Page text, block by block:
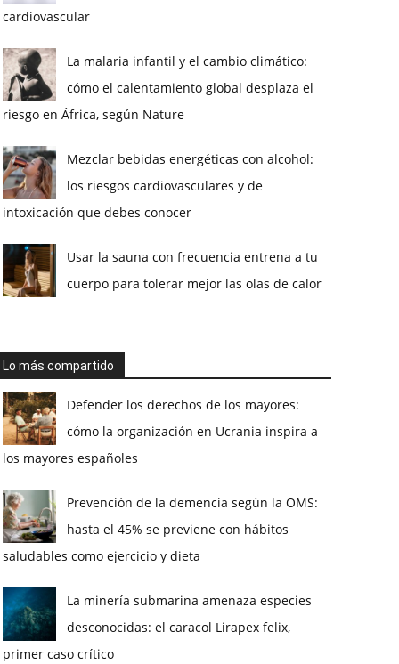
cardiovascular
La malaria infantil y el cambio climático:
cómo el calentamiento global desplaza el
riesgo en África, según Nature
Mezclar bebidas energéticas con alcohol:
los riesgos cardiovasculares y de
intoxicación que debes conocer
Usar la sauna con frecuencia entrena a tu
cuerpo para tolerar mejor las olas de calor
Lo más compartido
Defender los derechos de los mayores:
cómo la organización en Ucrania inspira a
los mayores españoles
Prevención de la demencia según la OMS:
hasta el 45% se previene con hábitos
saludables como ejercicio y dieta
La minería submarina amenaza especies
desconocidas: el caracol Lirapex felix,
primer caso crítico